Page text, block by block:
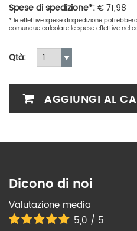
Spese di spedizione*:€71,98
* le effettive spese di spedizione
comunque calcolare le spese effettive nel
Qtà:
AGGIUNGI AL
Dicono di noi
Valutazione media
5,0 / 5